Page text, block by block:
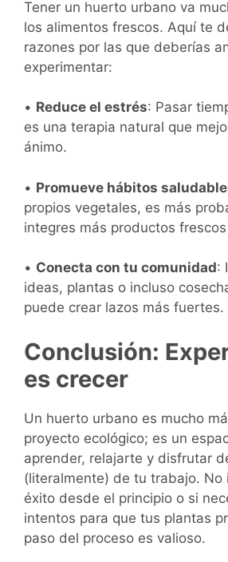
Tener un huerto urbano va
los alimentos frescos. Aquí te
razones por las que deberías
experimentar:
• Reduce el estrés: Pasar
es una terapia natural que
ánimo.
• Promueve hábitos
propios vegetales, es más
integres más productos
• Conecta con tu comunidad:
ideas, plantas o incluso
puede crear lazos más fuertes.
Conclusión:
es crecer
Un huerto urbano es mucho
proyecto ecológico; es un
aprender, relajarte y disfrutar
(literalmente) de tu trabajo. No
éxito desde el principio o si
intentos para que tus plantas
paso del proceso es valioso.